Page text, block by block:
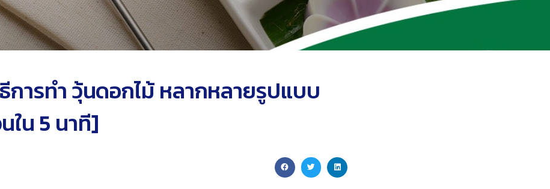
การทำ วุ้นดอกไม้ หลากหลายรูปแบบ
ใน 5 นาที]